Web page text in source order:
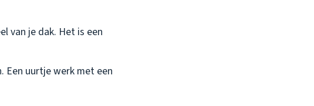
van je dak. Het is een
Een uurtje werk met een